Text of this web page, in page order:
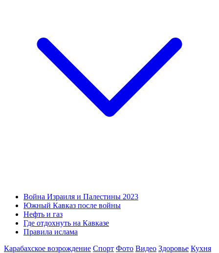
Война Израиля и Палестины 2023
Южный Кавказ после войны
Нефть и газ
Где отдохнуть на Кавказе
Правила ислама
Карабахское возрождение Спорт Фото Видео Здоровье Кухня